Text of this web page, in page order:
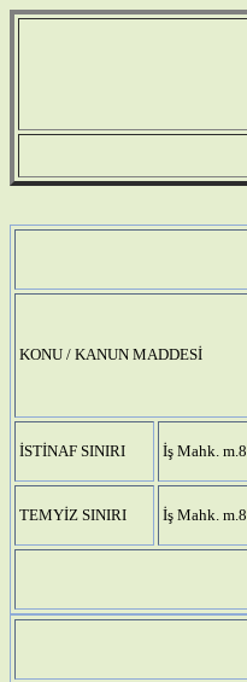
KONU / KANUN MADDESİ
İSTİNAF SINIRI İş Mahk. m.8
TEMYİZ SINIRI İş Mahk. m.8